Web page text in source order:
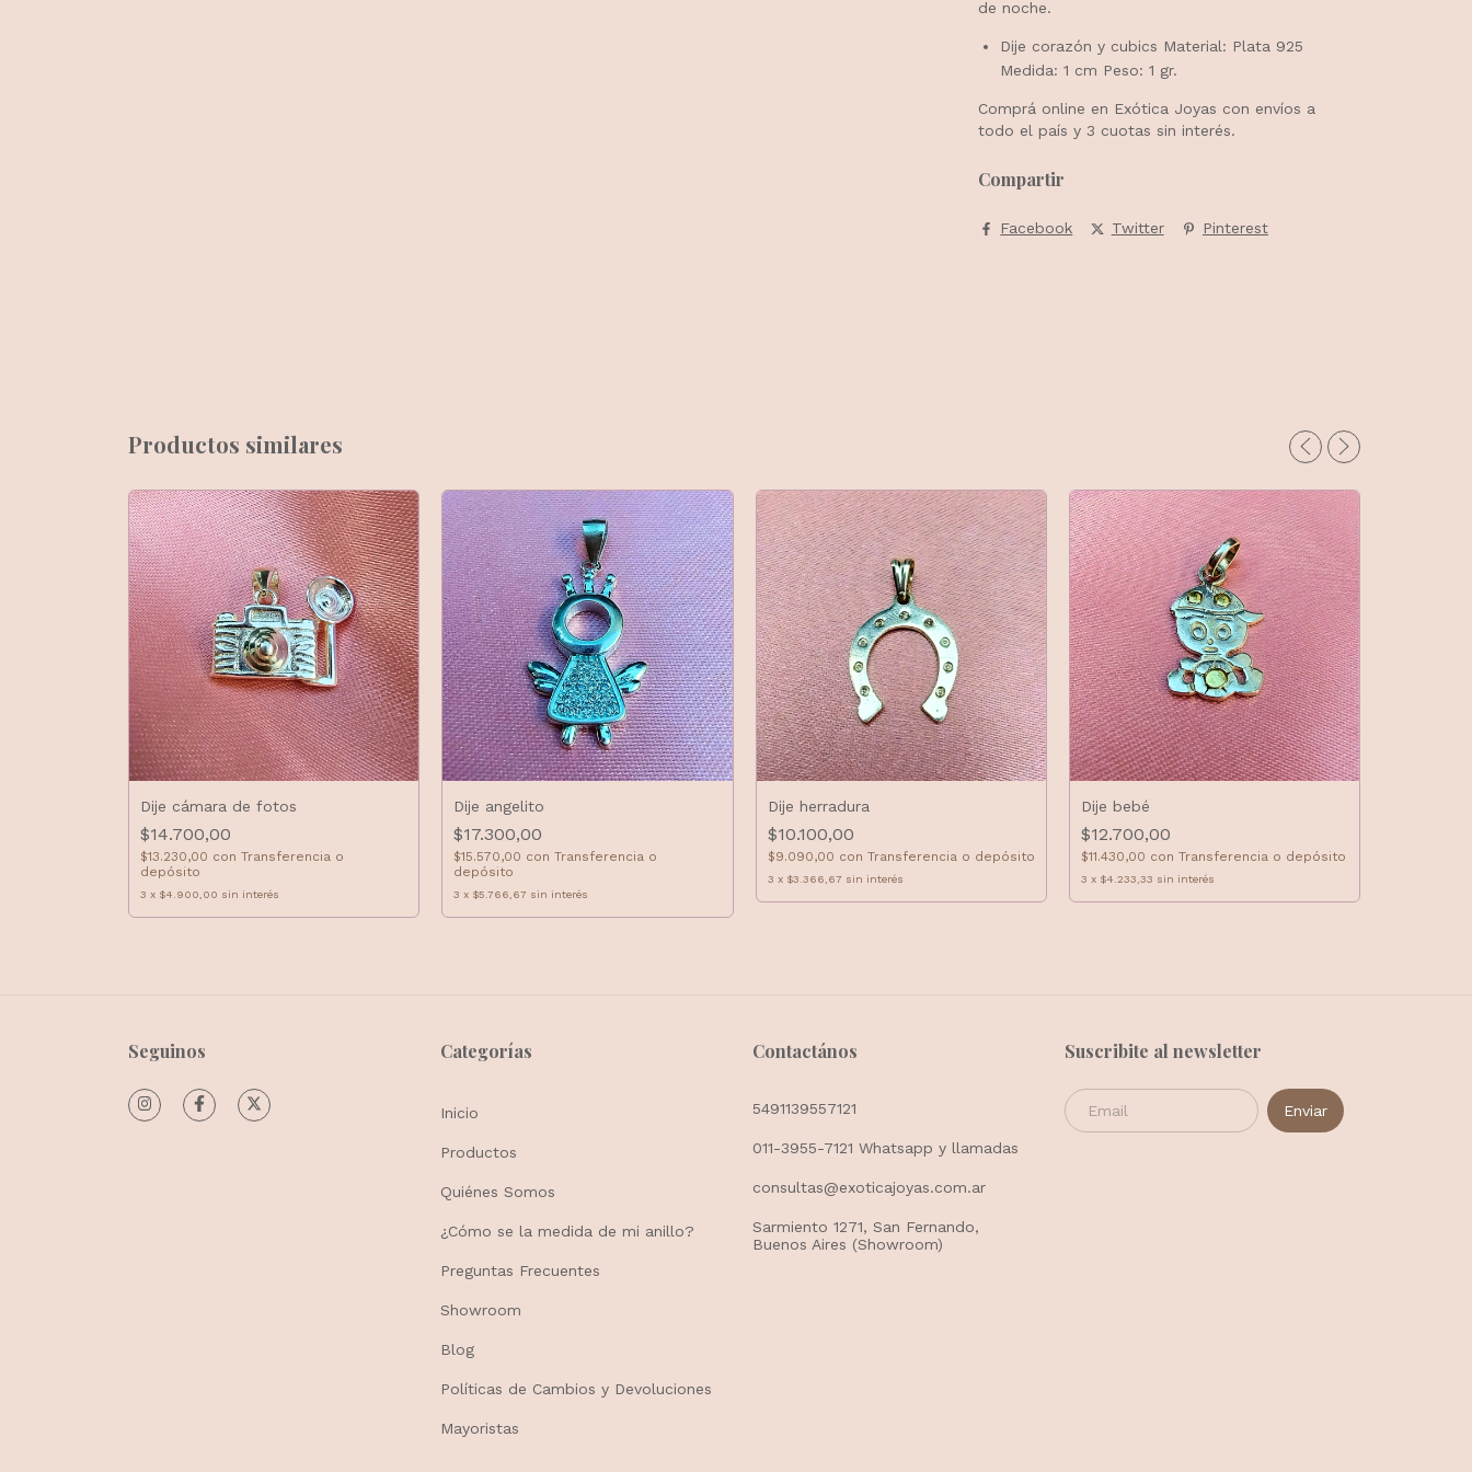
de noche.
Dije corazón y cubics Material: Plata 925
Medida: 1 cm Peso: 1 gr.
Comprá online en Exótica Joyas con envíos a
todo el país y 3 cuotas sin interés.
Compartir
Facebook Twitter Pinterest
Productos similares
Dije cámara de fotos
$14.700,00
$13.230,00 con Transferencia o
depósito
3 x $4.900,00 sin interés
Dije angelito
$17.300,00
$15.570,00 con Transferencia o
depósito
3 x $5.766,67 sin interés
Dije herradura
$10.100,00
$9.090,00 con Transferencia o depósito
3 x $3.366,67 sin interés
Dije bebé
$12.700,00
$11.430,00 con Transferencia o depósito
3 x $4.233,33 sin interés
Seguinos Categorías
Inicio
Productos
Quiénes Somos
¿Cómo se la medida de mi anillo?
Preguntas Frecuentes
Showroom
Blog
Políticas de Cambios y Devoluciones
Mayoristas
Contactános
5491139557121
011-3955-7121 Whatsapp y llamadas
consultas@exoticajoyas.com.ar
Sarmiento 1271, San Fernando,
Buenos Aires (Showroom)
Suscribite al newsletter